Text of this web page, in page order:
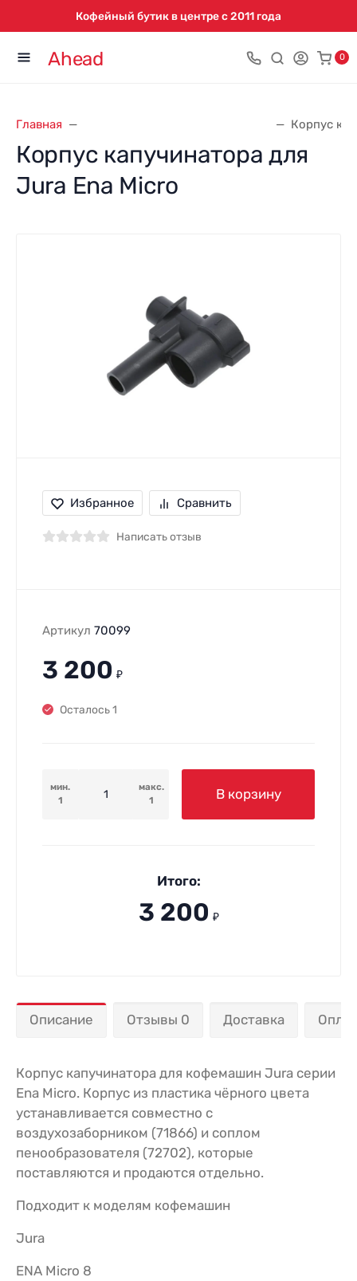
Кофейный бутик в центре с 2011 года
Ahead 0
Главная Корпус
Корпус капучинатора для
Jura Ena Micro
Избранное Сравнить
Написать отзыв
Артикул 70099
3 200 ₽
Осталось 1
мин.
1
макс.
1
В корзину
Итого:
3 200 ₽
Описание Отзывы 0 Доставка
Корпус капучинатора для кофемашин Jura серии
Ena Micro. Корпус из пластика чёрного цвета
устанавливается совместно с
воздухозаборником (71866) и соплом
пенообразователя (72702), которые
поставляются и продаются отдельно.
Подходит к моделям кофемашин
Jura
ENA Micro 8